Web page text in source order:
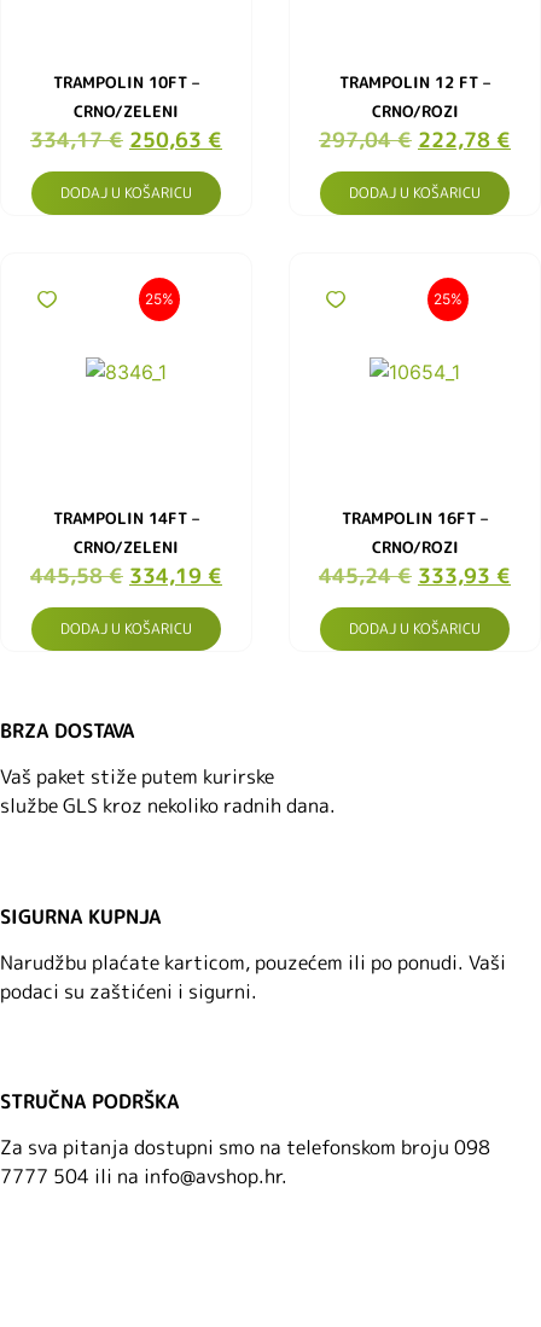
TRAMPOLIN 10FT –
CRNO/ZELENI
334,17€ 250,63 €
DODAJ U KOŠARICU
TRAMPOLIN 12 FT –
CRNO/ROZI
297,04€ 222,78 €
DODAJ U KOŠARICU
25%
TRAMPOLIN 14FT –
CRNO/ZELENI
445,58€ 334,19 €
DODAJ U KOŠARICU
25%
TRAMPOLIN 16FT –
CRNO/ROZI
445,24€ 333,93 €
DODAJ U KOŠARICU
BRZA DOSTAVA
Vaš paket stiže putem kurirske
službe GLS kroz nekoliko radnih dana.
SIGURNA KUPNJA
Narudžbu plaćate karticom, pouzećem ili po ponudi. Vaši
podaci su zaštićeni i sigurni.
STRUČNA PODRŠKA
Za sva pitanja dostupni smo na telefonskom broju 098
7777 504 ili na info@avshop.hr.